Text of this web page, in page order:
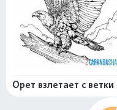
Орет взлетает с ветки